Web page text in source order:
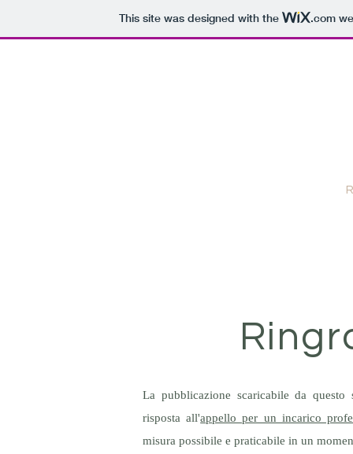
This site was designed with the .com
La pubblicazione scaricabile da
risposta all'appello per un incarico
misura possibile e praticabile in un